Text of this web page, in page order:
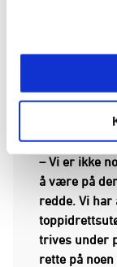
ligger på 11.
– Vi er ikke
å være på
redde. Vi har
trives under
rette på